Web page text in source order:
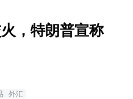
，特朗普宣称
外汇